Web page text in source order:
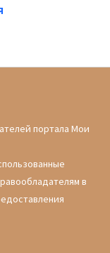
портала Мои
в